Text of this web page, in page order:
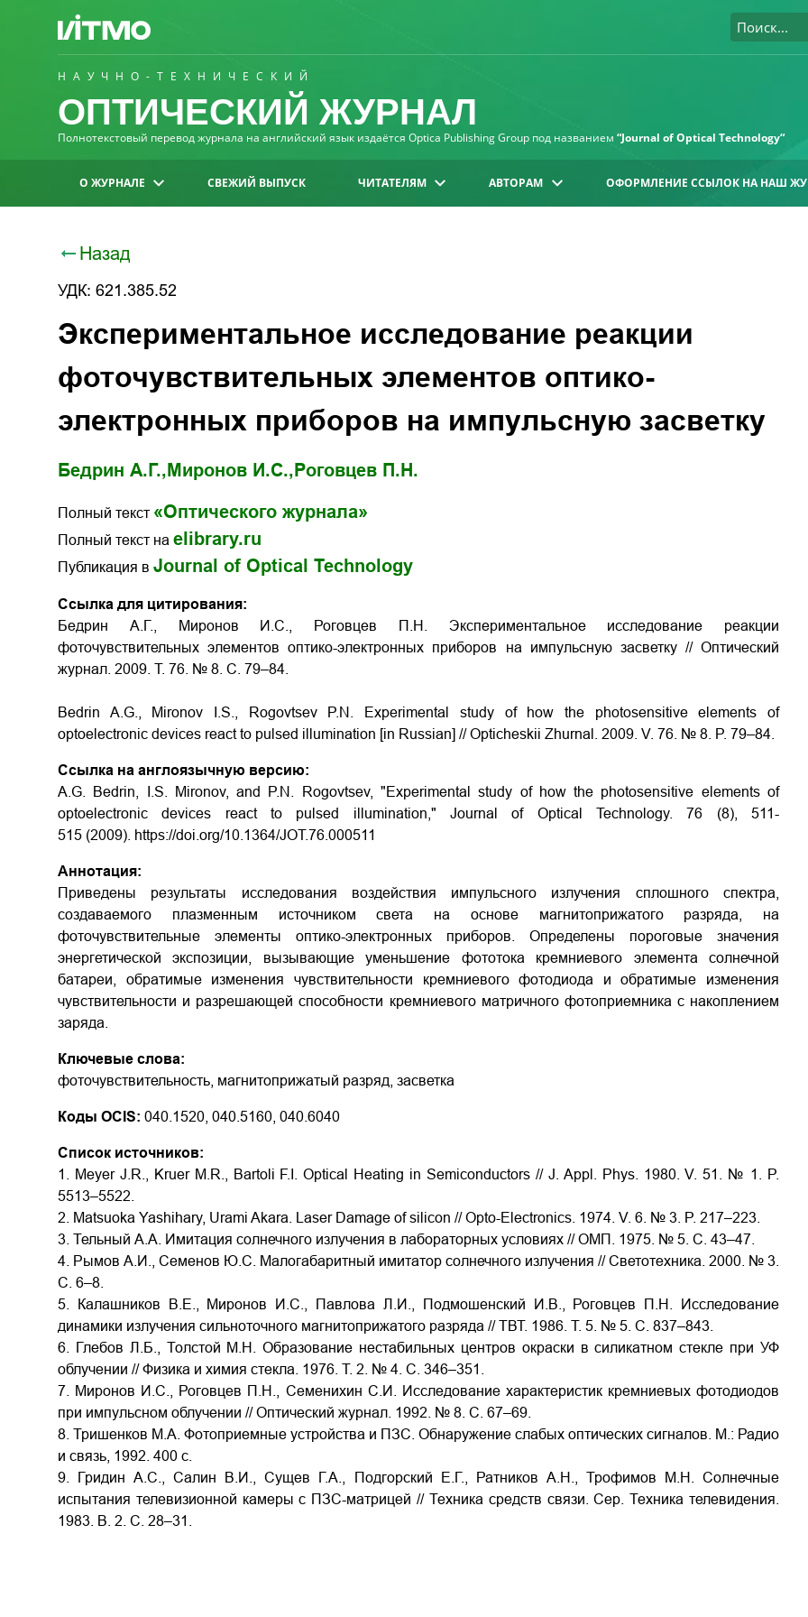
НАУЧНО-ТЕХНИЧЕСКИЙ
ОПТИЧЕСКИЙ ЖУРНАЛ
Полнотекстовый перевод журнала на английский язык издаётся Optica Publishing Group под названием “Journal of Optical Technology“
О ЖУРНАЛЕ СВЕЖИЙ ВЫПУСК ЧИТАТЕЛЯМ АВТОРАМ ОФОРМЛЕНИЕ ССЫЛОК НА НАШ
Назад
УДК: 621.385.52
Экспериментальное исследование реакции
фоточувствительных элементов оптико-
электронных приборов на импульсную засветку
Бедрин А.Г., Миронов И.С., Роговцев П.Н.
Полный текст «Оптического журнала»
Полный текст на elibrary.ru
Публикация в Journal of Optical Technology
Ссылка для цитирования:
Бедрин А.Г., Миронов И.С., Роговцев П.Н. Экспериментальное исследование реакции
фоточувствительных элементов оптико-электронных приборов на импульсную засветку // Оптический
журнал. 2009. Т. 76. № 8. С. 79–84.
Bedrin A.G., Mironov I.S., Rogovtsev P.N. Experimental study of how the photosensitive elements of
optoelectronic devices react to pulsed illumination [in Russian] // Opticheskii Zhurnal. 2009. V. 76. № 8. P. 79–84.
Ссылка на англоязычную версию:
A.G. Bedrin, I.S. Mironov, and P.N. Rogovtsev, "Experimental study of how the photosensitive elements of
optoelectronic devices react to pulsed illumination," Journal of Optical Technology. 76 (8), 511-
515 (2009). https://doi.org/10.1364/JOT.76.000511
Аннотация:
Приведены результаты исследования воздействия импульсного излучения сплошного спектра,
создаваемого плазменным источником света на основе магнитоприжатого разряда, на
фоточувствительные элементы оптико-электронных приборов. Определены пороговые значения
энергетической экспозиции, вызывающие уменьшение фототока кремниевого элемента солнечной
батареи, обратимые изменения чувствительности кремниевого фотодиода и обратимые изменения
чувствительности и разрешающей способности кремниевого матричного фотоприемника с накоплением
заряда.
Ключевые слова:
фоточувствительность, магнитоприжатый разряд, засветка
Коды OCIS: 040.1520, 040.5160, 040.6040
Список источников:
1. Meyer J.R., Kruer M.R., Bartoli F.I. Optical Heating in Semiconductors // J. Appl. Phys. 1980. V. 51. № 1. P.
5513–5522.
2. Matsuoka Yashihary, Urami Akara. Laser Damage of silicon // Opto-Electronics. 1974. V. 6. № 3. P. 217–223.
3. Тельный А.А. Имитация солнечного излучения в лабораторных условиях // ОМП. 1975. № 5. С. 43–47.
4. Рымов А.И., Семенов Ю.С. Малогабаритный имитатор солнечного излучения // Светотехника. 2000. № 3.
С. 6–8.
5. Калашников В.Е., Миронов И.С., Павлова Л.И., Подмошенский И.В., Роговцев П.Н. Исследование
динамики излучения сильноточного магнитоприжатого разряда // ТВТ. 1986. Т. 5. № 5. С. 837–843.
6. Глебов Л.Б., Толстой М.Н. Образование нестабильных центров окраски в силикатном стекле при УФ
облучении // Физика и химия стекла. 1976. Т. 2. № 4. С. 346–351.
7. Миронов И.С., Роговцев П.Н., Семенихин С.И. Исследование характеристик кремниевых фотодиодов
при импульсном облучении // Оптический журнал. 1992. № 8. С. 67–69.
8. Тришенков М.А. Фотоприемные устройства и ПЗС. Обнаружение слабых оптических сигналов. М.: Радио
и связь, 1992. 400 с.
9. Гридин А.С., Салин В.И., Сущев Г.А., Подгорский Е.Г., Ратников А.Н., Трофимов М.Н. Солнечные
испытания телевизионной камеры с ПЗС-матрицей // Техника средств связи. Сер. Техника телевидения.
1983. В. 2. С. 28–31.